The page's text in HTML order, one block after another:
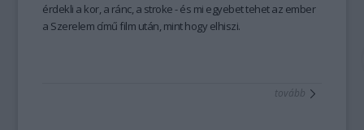
érdekli a kor, a ránc, a stroke - és mi egyebet tehet az ember
a Szerelem című film után, mint hogy elhiszi.
tovább